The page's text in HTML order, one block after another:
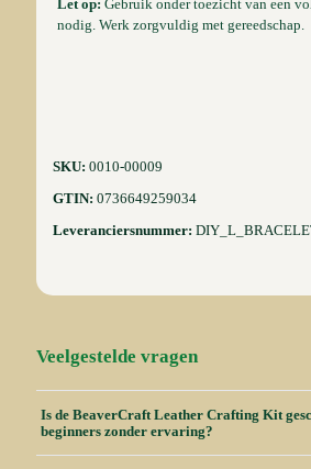
Let op: Gebruik onder toezicht van een
nodig. Werk zorgvuldig met gereedschap.
SKU: 0010-00009
GTIN: 0736649259034
Leveranciersnummer:
Veelgestelde vragen
Is de BeaverCraft Leather Crafting Kit
beginners zonder ervaring?